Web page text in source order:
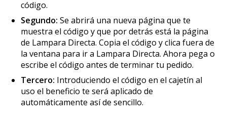
código.
Segundo: Se abrirá una nueva página que te
muestra el código y que por detrás está la página
de Lampara Directa. Copia el código y clica fuera de
la ventana para ir a Lampara Directa. Ahora pega o
escribe el código antes de terminar tu pedido.
Tercero: Introduciendo el código en el cajetín al
uso el beneficio te será aplicado de
automáticamente así de sencillo.